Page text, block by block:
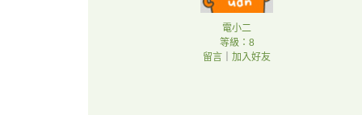
電小二
等級：8
留言
加入好友